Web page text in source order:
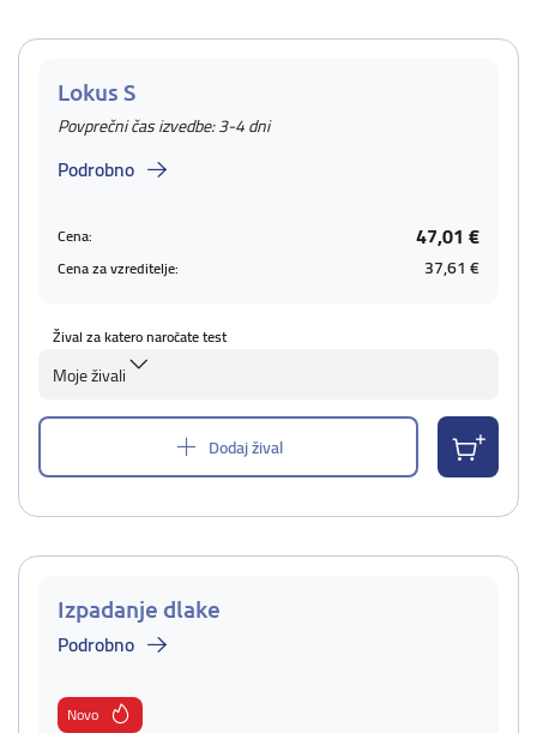
Lokus S
Povprečni čas izvedbe: 3-4 dni
Podrobno
Cena: 47,01 €
Cena za vzreditelje: 37,61 €
Žival za katero naročate test
Moje živali
Dodaj žival
Izpadanje dlake
Podrobno
Novo